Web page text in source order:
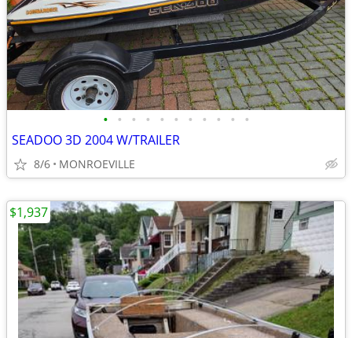
• • • • • • • • • • •
SEADOO 3D 2004 W/TRAILER
8/6 MONROEVILLE
$1,937